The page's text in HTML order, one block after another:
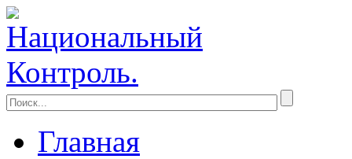
Главная